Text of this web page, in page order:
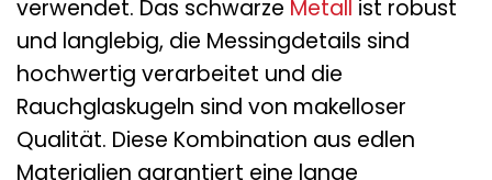
verwendet. Das schwarze Metall ist robust
und langlebig, die Messingdetails sind
hochwertig verarbeitet und die
Rauchglaskugeln sind von makelloser
Qualität. Diese Kombination aus edlen
Materialien garantiert eine lange